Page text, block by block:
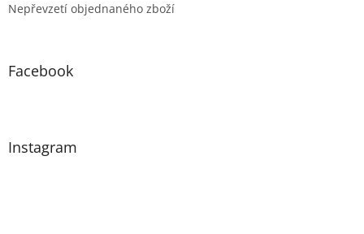
Nepřevzetí objednaného zboží
Facebook
Instagram